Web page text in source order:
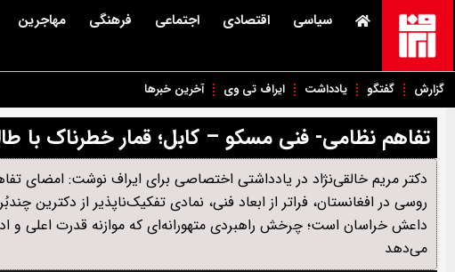
سیاسی اقتصادی اجتماعی فرهنگی مهاجرین
گزارش گفتگو یادداشت ایراف تی وی آخرین خبرها
تفاهم نظامی- فنی مسکو – کابل؛ قمار خطرناک با
دکتر مریم خالقی‌نژاد در یادداشتی اختصاصی برای ایراف نوشت: امضای
روسی در افغانستان، فراتر از ابعاد فنی، نمادی تفکیک‌ناپذیر از دکترین
داعش خراسان است؛ چرخش راهبردی متهورانه‌ای که موازنه قدرت اعلی و
می‌دهد